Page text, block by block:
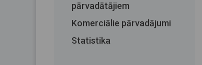
pārvadātājiem
Komerciālie pārvadājumi
Statistika